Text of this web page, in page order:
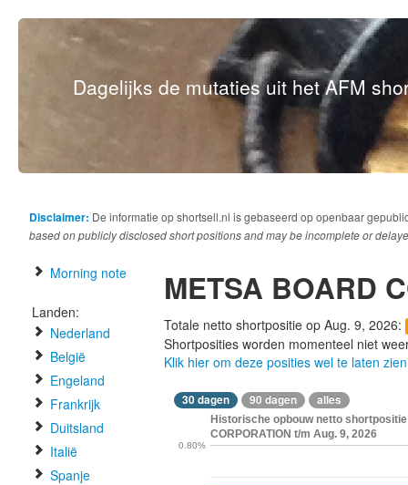
Dagelijks de mutaties uit het AFM
Disclaimer: De informatie op shortsell.nl is gebaseerd op openbaar
based on publicly disclosed short positions and may be incomplete or
Morning note
Landen:
Nederland
België
Engeland
Frankrijk
Duitsland
Italië
Spanje
METSA BOARD
Totale netto shortpositie op Aug. 9, 2026:
Shortposities worden momenteel niet
Klik hier om deze posities wel te laten zien
30 dagen 90 dagen alles
Historische opbouw netto
CORPORATION t/m Aug. 9, 2026
0.80%